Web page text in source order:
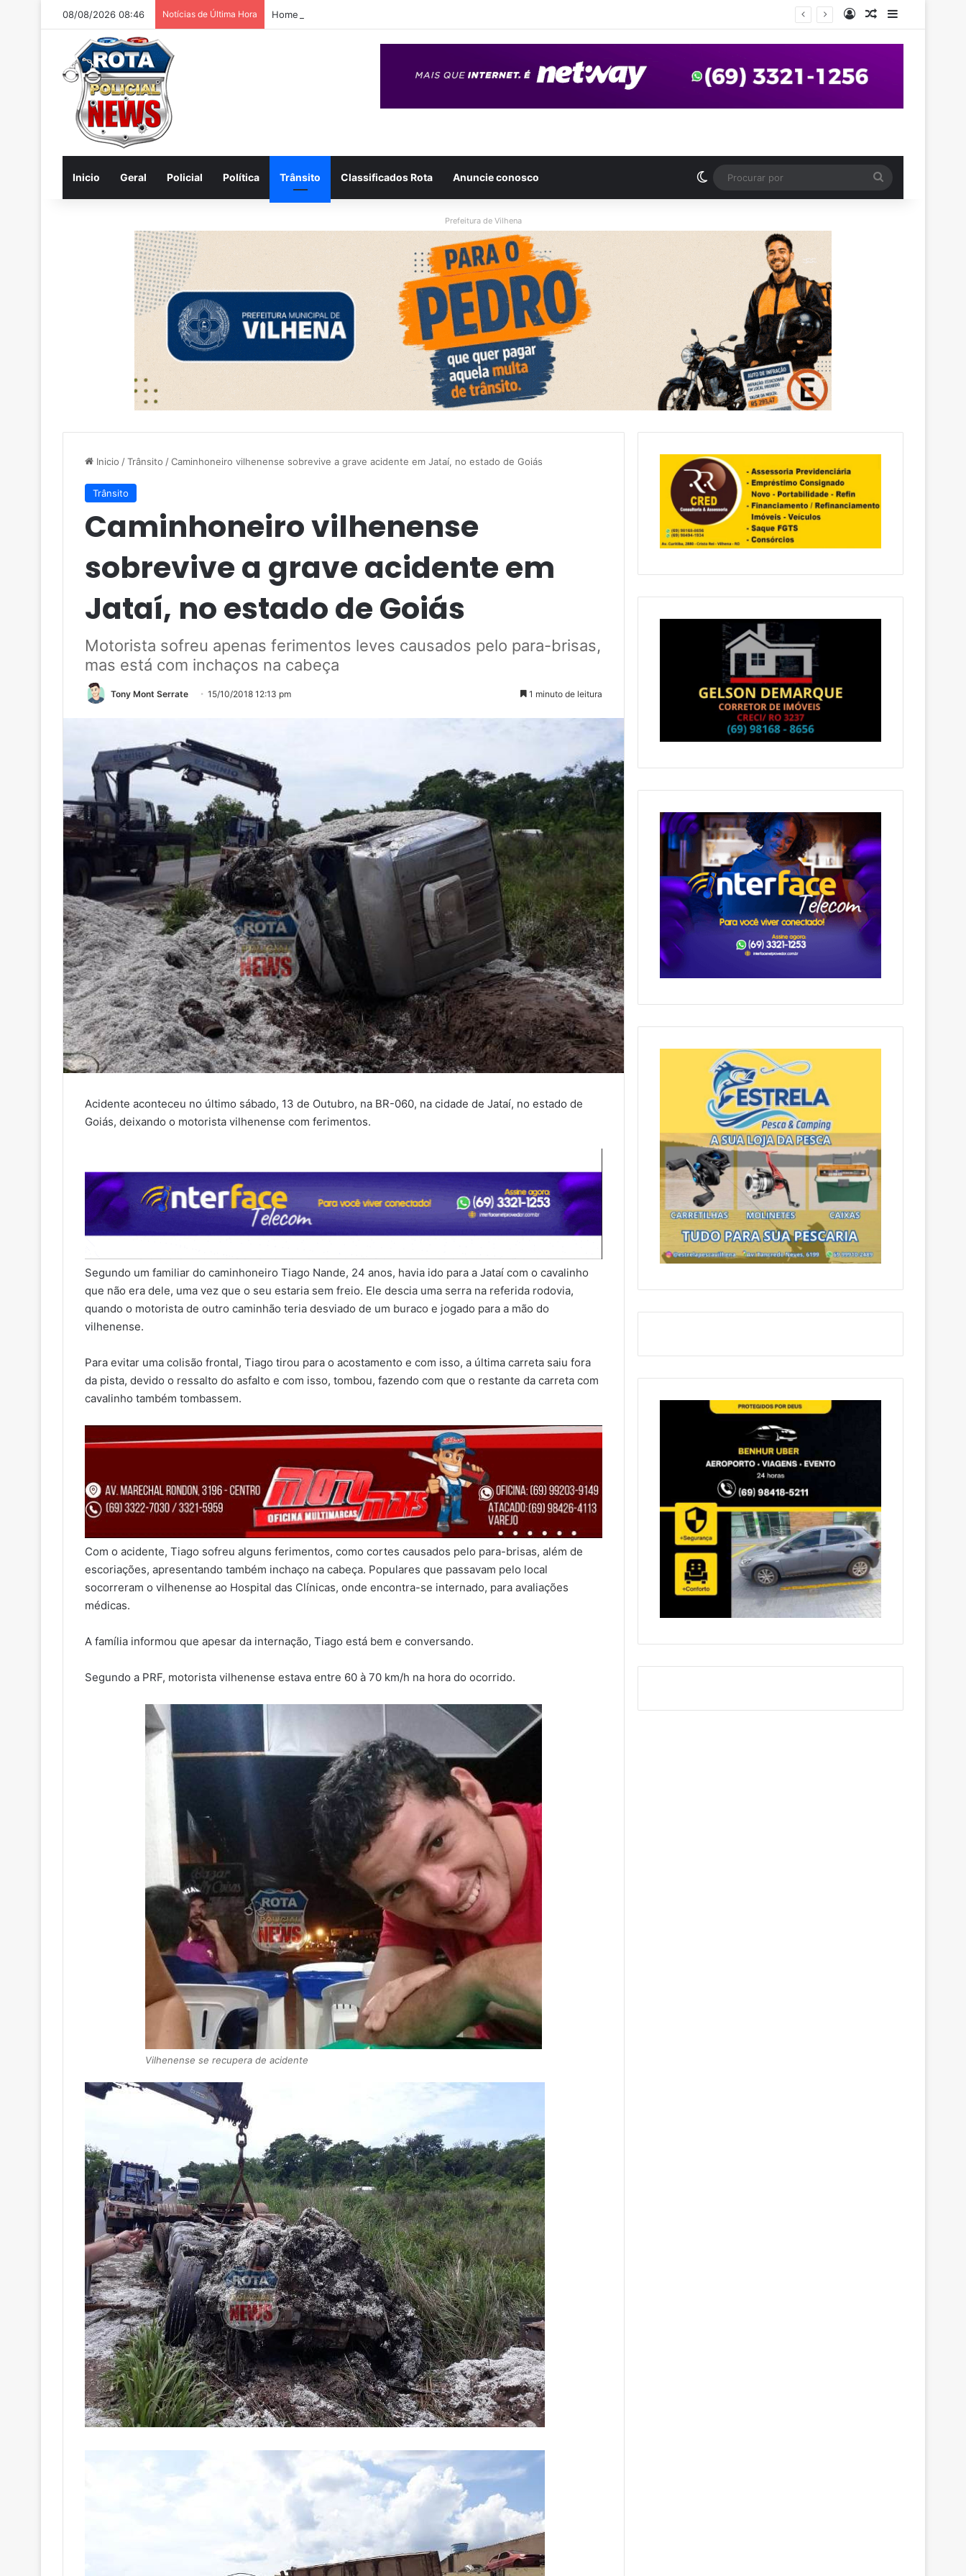
08/08/2026 08:46 Notícias de Última Hora Homem é preso após ser flagrado repassando porção de maconha a garoto de 14 anos em praça de Vilhena EntrarArtigo aleatório
Inicio Geral Policial Política Trânsito Classificados Rota Anuncie conosco Switch skin
por
Prefeitura de Vilhena
Inicio /Trânsito /Caminhoneiro vilhenense sobrevive a grave acidente em Jataí, no estado de Goiás
Trânsito
Caminhoneiro vilhenense
sobrevive a grave acidente em
Jataí, no estado de Goiás
Motorista sofreu apenas ferimentos leves causados pelo para-brisas,
mas está com inchaços na cabeça
Tony Mont Serrate 15/10/2018 12:13 pm 1 minuto de leitura
Acidente aconteceu no último sábado, 13 de Outubro, na BR-060, na cidade de Jataí, no estado de
Goiás, deixando o motorista vilhenense com ferimentos.
Segundo um familiar do caminhoneiro Tiago Nande, 24 anos, havia ido para a Jataí com o cavalinho
que não era dele, uma vez que o seu estaria sem freio. Ele descia uma serra na referida rodovia,
quando o motorista de outro caminhão teria desviado de um buraco e jogado para a mão do
vilhenense.
Para evitar uma colisão frontal, Tiago tirou para o acostamento e com isso, a última carreta saiu fora
da pista, devido o ressalto do asfalto e com isso, tombou, fazendo com que o restante da carreta com
cavalinho também tombassem.
Com o acidente, Tiago sofreu alguns ferimentos, como cortes causados pelo para-brisas, além de
escoriações, apresentando também inchaço na cabeça. Populares que passavam pelo local
socorreram o vilhenense ao Hospital das Clínicas, onde encontra-se internado, para avaliações
médicas.
A família informou que apesar da internação, Tiago está bem e conversando.
Segundo a PRF, motorista vilhenense estava entre 60 à 70 km/h na hora do ocorrido.
Vilhenense se recupera de acidente